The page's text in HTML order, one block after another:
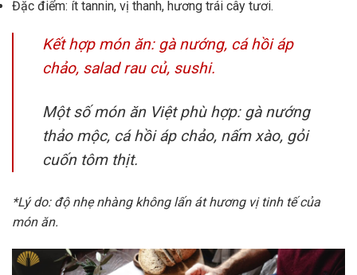
Đặc điểm: ít tannin, vị thanh, hương trái cây tươi.
Kết hợp món ăn: gà nướng, cá hồi áp
chảo, salad rau củ, sushi.
Một số món ăn Việt phù hợp: gà nướng
thảo mộc, cá hồi áp chảo, nấm xào, gỏi
cuốn tôm thịt.
*Lý do: độ nhẹ nhàng không lấn át hương vị tinh tế của
món ăn.